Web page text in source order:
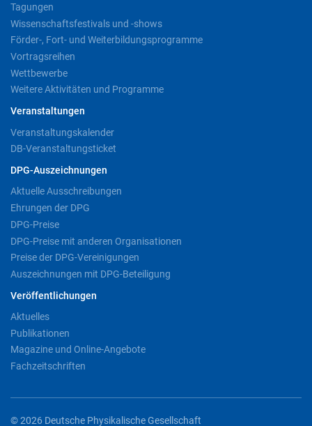
Tagungen
Wissenschaftsfestivals und -shows
Förder-, Fort- und Weiterbildungsprogramme
Vortragsreihen
Wettbewerbe
Weitere Aktivitäten und Programme
Veranstaltungen
Veranstaltungskalender
DB-Veranstaltungsticket
DPG-Auszeichnungen
Aktuelle Ausschreibungen
Ehrungen der DPG
DPG-Preise
DPG-Preise mit anderen Organisationen
Preise der DPG-Vereinigungen
Auszeichnungen mit DPG-Beteiligung
Veröffentlichungen
Aktuelles
Publikationen
Magazine und Online-Angebote
Fachzeitschriften
© 2026 Deutsche Physikalische Gesellschaft